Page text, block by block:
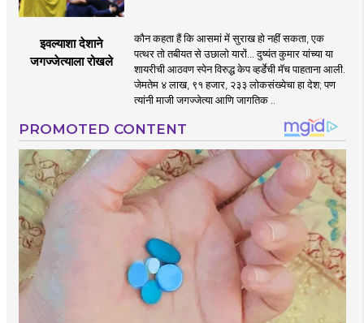
इवल्याशा देशाने
जगज्जेत्याला रोखले
कौन कहता हैं कि आसमां में सुराख हो नहीं सकता, एक
पत्थर तो तबीयत से उछालो यारों... दुष्यंत कुमार यांच्या या
शायरीची आठवण स्पेन विरुद्ध केप व्हर्डेची मॅच पाहताना आली.
जेमतेम ४ लाख, ९१ हजार, २३३ लोकसंख्येचा हा देश; पण
त्यांनी माजी जगज्जेत्या आणि जागतिक ..